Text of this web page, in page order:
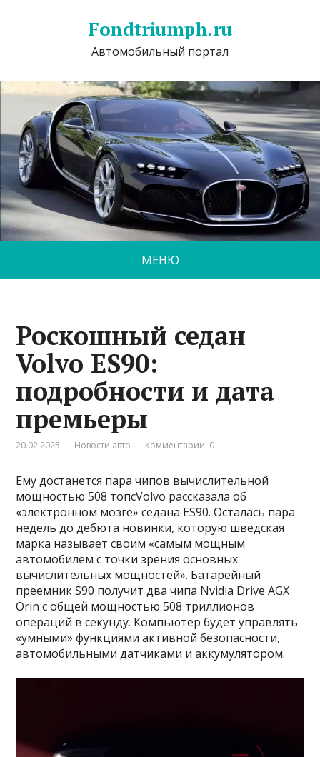
Fondtriumph.ru
Автомобильный портал
МЕНЮ
Роскошный седан
Volvo ES90:
подробности и дата
премьеры
20.02.2025 Новости авто Комментарии: 0
Ему достанется пара чипов вычислительной
мощностью 508 топсVolvo рассказала об
«электронном мозге» седана ES90. Осталась пара
недель до дебюта новинки, которую шведская
марка называет своим «самым мощным
автомобилем с точки зрения основных
вычислительных мощностей». Батарейный
преемник S90 получит два чипа Nvidia Drive AGX
Orin с общей мощностью 508 триллионов
операций в секунду. Компьютер будет управлять
«умными» функциями активной безопасности,
автомобильными датчиками и аккумулятором.